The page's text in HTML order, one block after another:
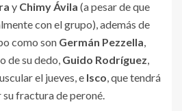
y Chimy Ávila (a pesar de que
con el grupo), además de
como son Germán Pezzella,
de su dedo, Guido Rodríguez,
el jueves, e Isco, que tendrá
fractura de peroné.